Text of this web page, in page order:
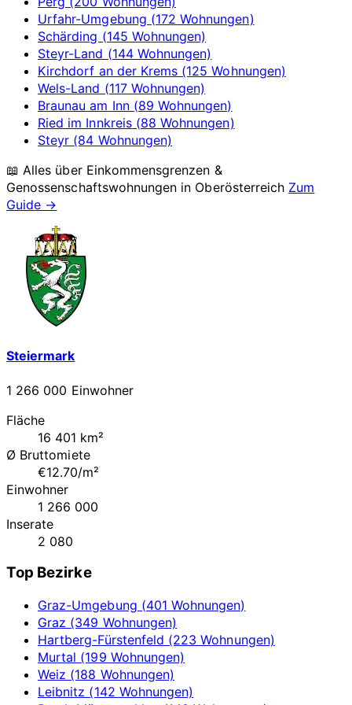
Urfahr-Umgebung (172 Wohnungen)
Schärding (145 Wohnungen)
Steyr-Land (144 Wohnungen)
Kirchdorf an der Krems (125 Wohnungen)
Wels-Land (117 Wohnungen)
Braunau am Inn (89 Wohnungen)
Ried im Innkreis (88 Wohnungen)
Steyr (84 Wohnungen)
📖 Alles über Einkommensgrenzen &
Genossenschaftswohnungen in Oberösterreich Zum
Guide →
Steiermark
1 266 000 Einwohner
Fläche
16 401 km²
Ø Bruttomiete
€12.70/m²
Einwohner
1 266 000
Inserate
2 080
Top Bezirke
Graz-Umgebung (401 Wohnungen)
Graz (349 Wohnungen)
Hartberg-Fürstenfeld (223 Wohnungen)
Murtal (199 Wohnungen)
Weiz (188 Wohnungen)
Leibnitz (142 Wohnungen)